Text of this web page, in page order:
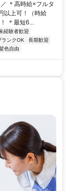
＊高時給×フルタ
以上可！（時給
＊最短6...
経験者歓迎
ランクOK
長期歓迎
色自由